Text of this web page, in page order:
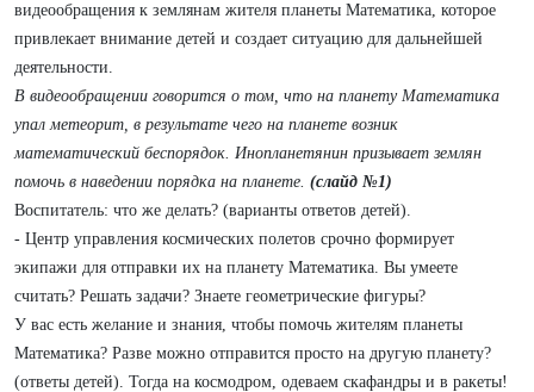
видеообращения к землянам жителя планеты Математика, которое
привлекает внимание детей и создает ситуацию для дальнейшей
деятельности.
В видеообращении говорится о том, что на планету Математика
упал метеорит, в результате чего на планете возник
математический беспорядок. Инопланетянин призывает землян
помочь в наведении порядка на планете. (слайд №1)
Воспитатель: что же делать? (варианты ответов детей).
- Центр управления космических полетов срочно формирует
экипажи для отправки их на планету Математика. Вы умеете
считать? Решать задачи? Знаете геометрические фигуры?
У вас есть желание и знания, чтобы помочь жителям планеты
Математика? Разве можно отправится просто на другую планету?
(ответы детей). Тогда на космодром, одеваем скафандры и в ракеты!